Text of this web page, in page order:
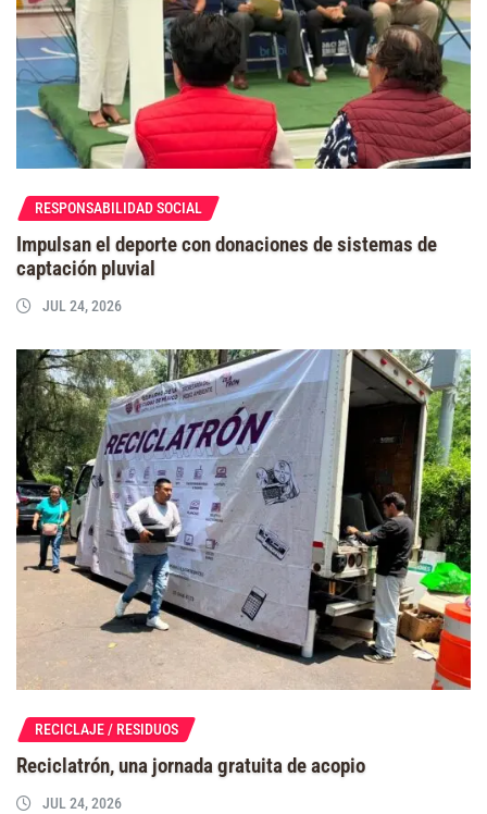
RESPONSABILIDAD SOCIAL
Impulsan el deporte con donaciones de sistemas de
captación pluvial
JUL 24, 2026
RECICLAJE / RESIDUOS
Reciclatrón, una jornada gratuita de acopio
JUL 24, 2026